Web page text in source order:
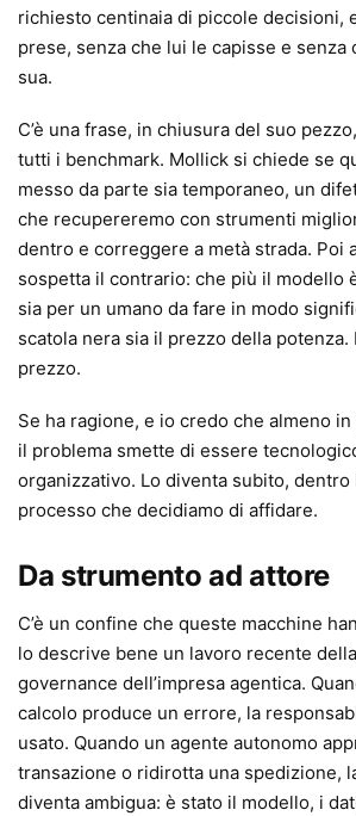
richiesto centinaia di piccole decisioni,
prese, senza che lui le capisse e senza
sua.
C’è una frase, in chiusura del suo
tutti i benchmark. Mollick si chiede se
messo da parte sia temporaneo, un
che recupereremo con strumenti
dentro e correggere a metà strada. Poi
sospetta il contrario: che più il modello
sia per un umano da fare in modo
scatola nera sia il prezzo della potenza.
prezzo.
Se ha ragione, e io credo che almeno in
il problema smette di essere
organizzativo. Lo diventa subito, dentro
processo che decidiamo di affidare.
Da strumento ad attore
C’è un confine che queste macchine
lo descrive bene un lavoro recente
governance dell’impresa agentica.
calcolo produce un errore, la
usato. Quando un agente autonomo
transazione o ridirotta una spedizione,
diventa ambigua: è stato il modello, i